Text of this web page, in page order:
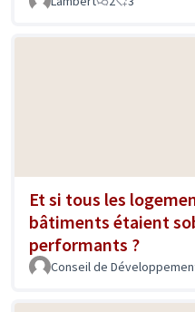
Et si tous les
bâtiments étaient
performants ?
Conseil de